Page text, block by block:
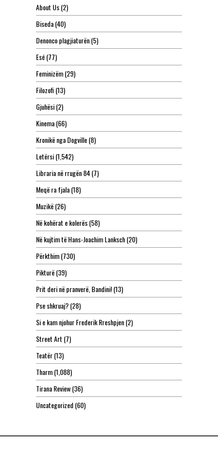
About Us(2)
Biseda(40)
Denonco plagjiaturën(5)
Esé(77)
Feminizëm(29)
Filozofi (13)
Gjuhësi(2)
Kinema(66)
Kronikë nga Dogville(8)
Letërsi(1,542)
Libraria në rrugën 84(7)
Meqë ra fjala(18)
Muzikë(26)
Në kohërat e kolerës(58)
Në kujtim të Hans-Joachim Lanksch(20)
Përkthim(730)
Pikturë(39)
Prit deri në pranverë, Bandini!(13)
Pse shkruaj?(28)
Si e kam njohur Frederik Rreshpjen(2)
Street Art (7)
Teatër(13)
Tharm(1,088)
Tirana Review(36)
Uncategorized (60)